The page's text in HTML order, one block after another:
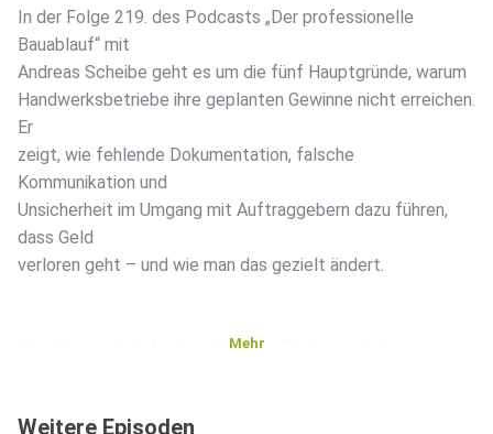
In der Folge 219. des Podcasts „Der professionelle
Bauablauf“ mit
Andreas Scheibe geht es um die fünf Hauptgründe, warum
Handwerksbetriebe ihre geplanten Gewinne nicht erreichen.
Er
zeigt, wie fehlende Dokumentation, falsche
Kommunikation und
Unsicherheit im Umgang mit Auftraggebern dazu führen,
dass Geld
verloren geht – und wie man das gezielt ändert.
Vereinbare jetzt dein kostenloses Erstgespräch:
Mehr
Weitere Episoden